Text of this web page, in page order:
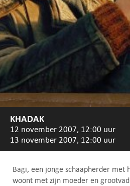
KHADAK
12 november 2007, 12:00 uur
13 november 2007, 12:00 uur
Bagi, een jonge schaapherder met
woont met zijn moeder en